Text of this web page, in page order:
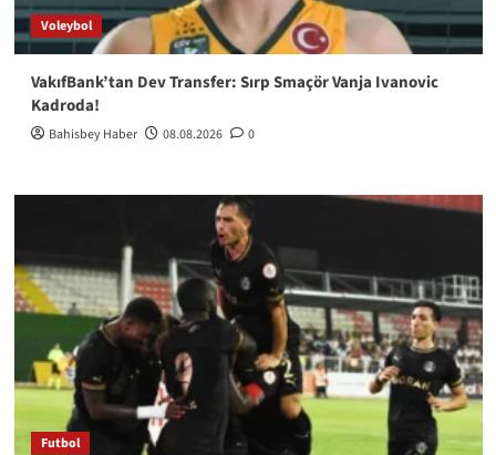
Voleybol
VakıfBank’tan Dev Transfer: Sırp Smaçör Vanja Ivanovic
Kadroda!
Bahisbey Haber 08.08.2026 0
Futbol